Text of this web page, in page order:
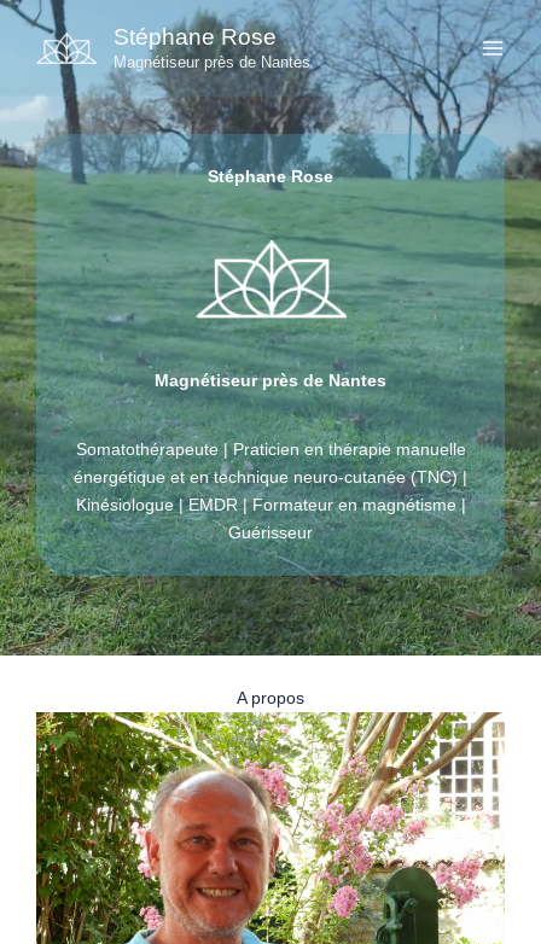
Aller
contenu
Stéphane Rose
Magnétiseur près de Nantes
Stéphane Rose
Magnétiseur près de Nantes
Somatothérapeute | Praticien en thérapie manuelle
énergétique et en technique neuro-cutanée (TNC) |
Kinésiologue | EMDR | Formateur en magnétisme |
Guérisseur
A propos